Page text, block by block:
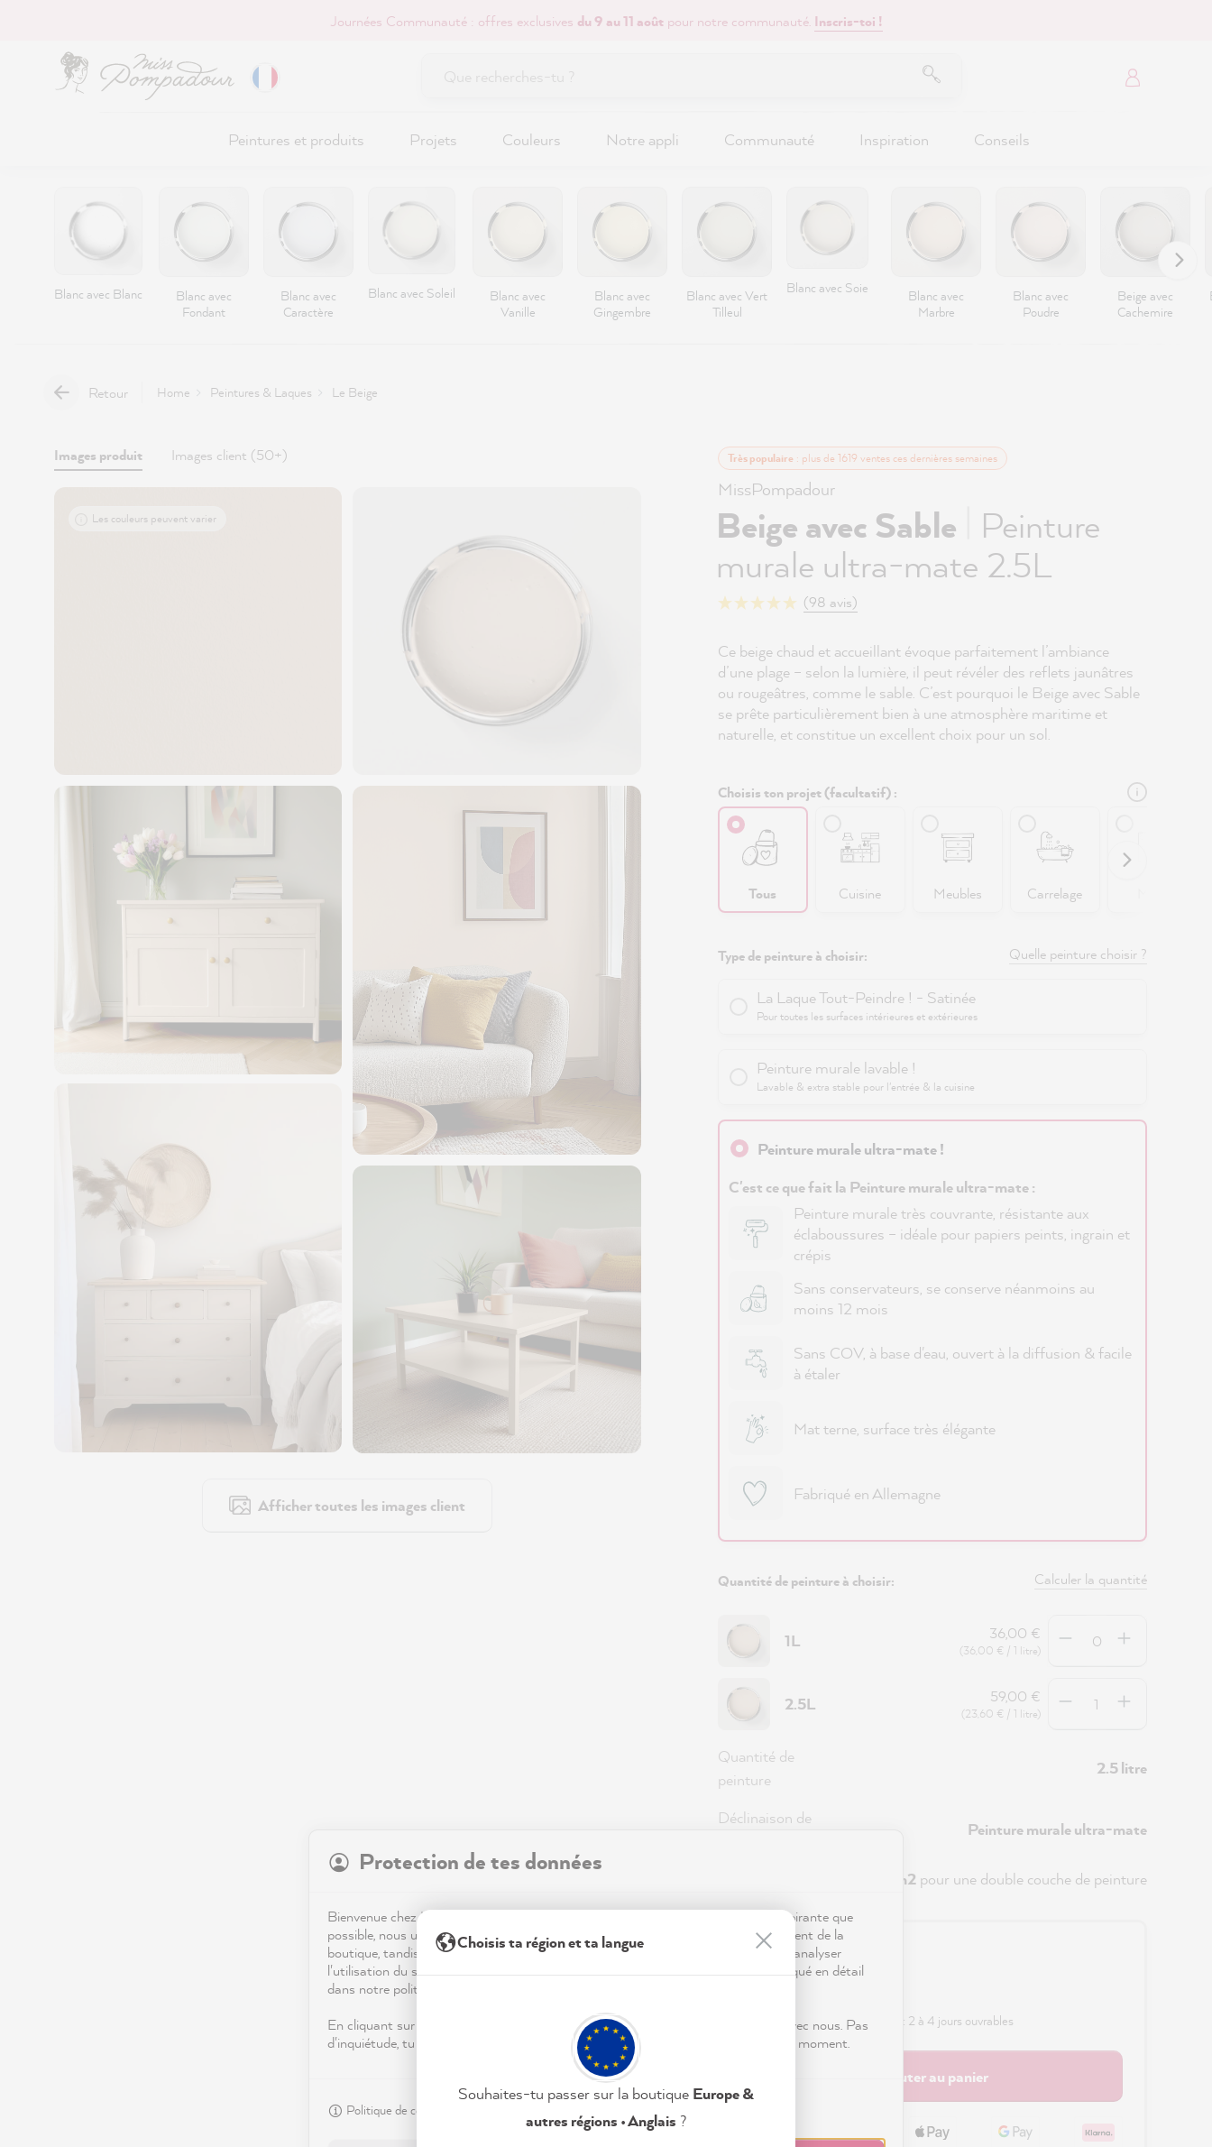
Journées Communauté : offres exclusives du 9 au 11 août pour notre communauté. Inscris-toi !
Peintures et produits Projets Couleurs Notre appli Communauté Inspiration Conseils
Blanc avec Blanc
Blanc avec
Fondant
Blanc avec
Caractère
Blanc avec Soleil
Blanc avec
Vanille
Blanc avec
Gingembre
Blanc avec Vert
Tilleul
Blanc avec Soie
Blanc avec
Marbre
Blanc avec
Poudre
Beige avec
Cachemire
Retour Home Peintures & Laques Le Beige
Images produit Images client (50+)
Afficher toutes les images client
Les couleurs peuvent varier
Très populaire: plus de 1619 ventes ces dernières semaines
MissPompadour
Beige avec Sable Peinture
murale ultra-mate 2.5L
(98 avis)
Ce beige chaud et accueillant évoque parfaitement l’ambiance
d’une plage – selon la lumière, il peut révéler des reflets jaunâtres
ou rougeâtres, comme le sable. C’est pourquoi le Beige avec Sable
se prête particulièrement bien à une atmosphère maritime et
naturelle, et constitue un excellent choix pour un sol.
Choisis ton projet (facultatif) :
Tous Cuisine Meubles Carrelage
Type de peinture à choisir: Quelle peinture choisir ?
La Laque Tout-Peindre ! - Satinée
Pour toutes les surfaces intérieures et extérieures
Peinture murale lavable !
Lavable & extra stable pour l'entrée & la cuisine
Peinture murale ultra-mate !
C'est ce que fait la Peinture murale ultra-mate :
Peinture murale très couvrante, résistante aux
éclaboussures – idéale pour papiers peints, ingrain et
crépis
Sans conservateurs, se conserve néanmoins au
moins 12 mois
Sans COV, à base d'eau, ouvert à la diffusion & facile
à étaler
Mat terne, surface très élégante
Fabriqué en Allemagne
Quantité de peinture à choisir: Calculer la quantité
1L 36,00 €
(36,00 € / 1 litre)
2.5L 59,00 €
(23,60 € / 1 litre)
Quantité de
peinture
2.5 litre
Déclinaison de
Peinture murale ultra-mate
20 m2pour une double couche de peinture
59,00 €
Disponible, délai de livraison : 2 à 4 jours ouvrables
Ajouter au panier
Protection de tes données
Bienvenue chez MissPompadour ! Pour que ta visite sur notre site soit aussi inspirante que
possible, nous utilisons des cookies.. Certains sont essentiels au bon fonctionnement de la
boutique, tandis que d'autres nous aident à mieux comprendre tes envies déco, à analyser
l'utilisation du site et à te proposer des inspirations personnalisées. Tout est expliqué en détail
dans notre politique de confidentialité.
En cliquant sur « Tout accepter », tu nous autorises à peaufiner ton expérience avec nous. Pas
d'inquiétude, tu peux modifier tes préférences ou retirer ton consentement à tout moment.
Politique de confidentialité
Choisis ta région et ta langue
Souhaites-tu passer sur la boutique Europe &
autres régions • Anglais ?